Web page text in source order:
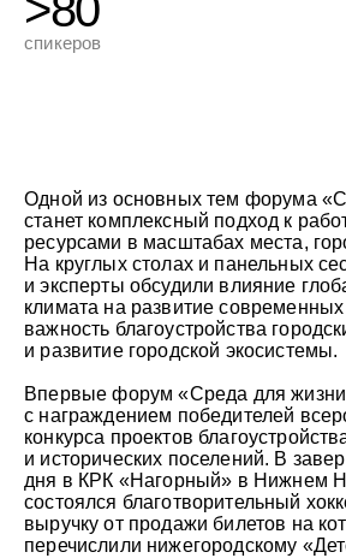
спикеров
Одной из основных тем форума
станет комплексный подход к
ресурсами в масштабах места,
На круглых столах и панельных
и эксперты обсудили влияние
климата на развитие современных
важность благоустройства
и развитие городской экосистемы.
Впервые форум «Среда для
с награждением победителей
конкурса проектов
и исторических поселений. В
дня в КРК «Нагорный» в Нижнем
состоялся благотворительный
выручку от продажи билетов на
перечислили нижегородскому